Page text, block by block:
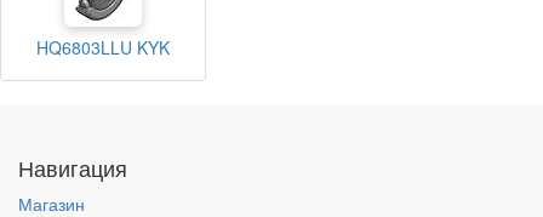
HQ6803LLU KYK
Навигация
Магазин